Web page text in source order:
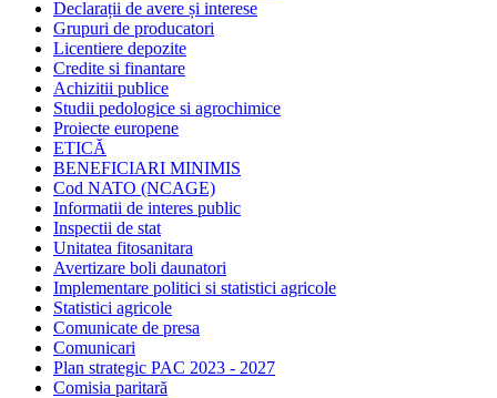
Declarații de avere și interese
Grupuri de producatori
Licentiere depozite
Credite si finantare
Achizitii publice
Studii pedologice si agrochimice
Proiecte europene
ETICĂ
BENEFICIARI MINIMIS
Cod NATO (NCAGE)
Informatii de interes public
Inspectii de stat
Unitatea fitosanitara
Avertizare boli daunatori
Implementare politici si statistici agricole
Statistici agricole
Comunicate de presa
Comunicari
Plan strategic PAC 2023 - 2027
Comisia paritară